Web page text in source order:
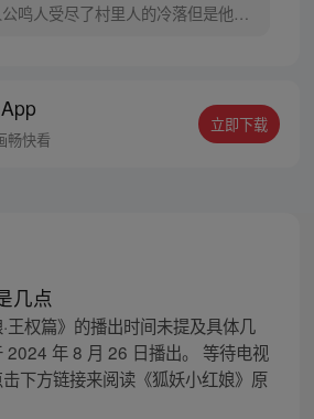
鸣人受尽了村里人的冷落但是他却
有变得扭曲，他总是干劲十足，面
不乐观的现实，他依然嘻嘻哈哈，
畅快看
立即下载
几点
王权篇》的播出时间未提及具体几
2024 年 8 月 26 日播出。 等待电视
下方链接来阅读《狐妖小红娘》原